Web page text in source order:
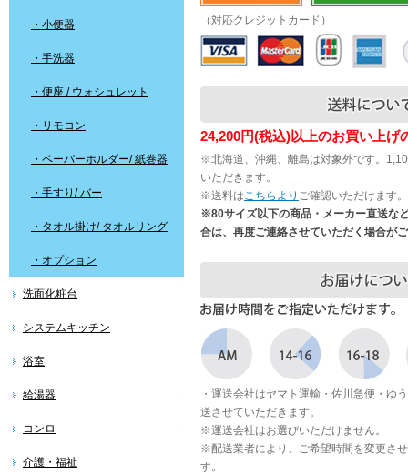
・小便器
・手洗器
・便座 / ウォシュレット
・リモコン
・ペーパーホルダー/ 紙巻器
・手すり/ バー
・タオル掛け/ タオルリング
・オプション
洗面化粧台
システムキッチン
浴室
給湯器
コンロ
介護・福祉
（対応クレジットカード）
24,200円(税込)以上のお買い上げ
※北海道、沖縄、離島は対象外です。
いただきます。
※送料はこちらより ご確認いただけます。
※80サイズ以下の商品・メーカー直送な
合は、再度ご連絡させていただく場合が
・運送会社はヤマト運輸・佐川急便・ゆ
送させていただきます。
※運送会社はお選びいただけません。
※配送業者により、ご希望時間を変更さ
す。